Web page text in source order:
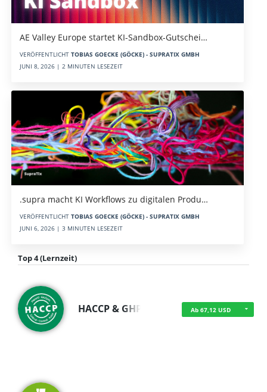
AE Valley Europe startet KI-Sandbox-Gutschei…
VERÖFFENTLICHT TOBIAS GOECKE (GÖCKE) - SUPRATIX GMBH
JUNI 8, 2026 | 2 MINUTEN LESEZEIT
.supra macht KI Workflows zu digitalen Produ…
VERÖFFENTLICHT TOBIAS GOECKE (GÖCKE) - SUPRATIX GMBH
JUNI 6, 2026 | 3 MINUTEN LESEZEIT
Top 4 (Lernzeit)
HACCP & GHP Ab 67,12 USD